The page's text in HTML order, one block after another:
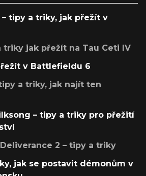
– tipy a triky, jak přežít v
triky jak přežít na Tau Ceti IV
v Battlefieldu 6
a triky, jak najít ten
– tipy a triky pro přežití
2 – tipy a triky
jak se postavit démonům v